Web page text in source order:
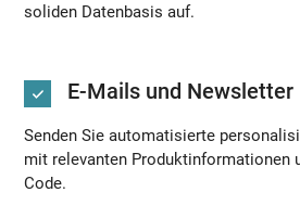
soliden Datenbasis auf.
E-Mails und Newsletter
Senden Sie automatisierte
mit relevanten Produktinformationen
Code.